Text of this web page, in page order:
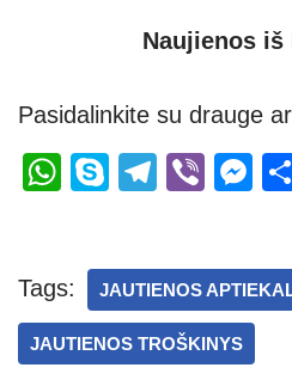
Naujienos
Pasidalinkite su drauge
W
s
A
p
S
e
T
gr
a
m
Vi
M
e
n
g
Tags: JAUTIENOS
JAUTIENOS TROŠKINYS